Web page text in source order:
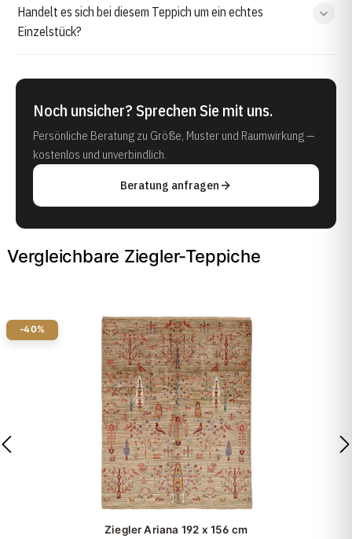
Handelt es sich bei diesem Teppich um ein echtes
Einzelstück?
Noch unsicher? Sprechen Sie mit uns.
Persönliche Beratung zu Größe, Muster und Raumwirkung —
kostenlos und unverbindlich.
Beratung anfragen
Vergleichbare Ziegler-Teppiche
-40%
Ziegler Ariana 192 x 156 cm